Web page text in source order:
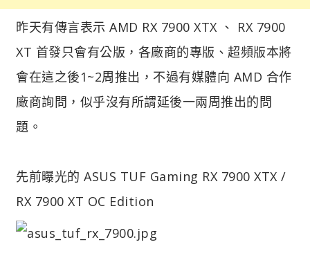
昨天有傳言表示 AMD RX 7900 XTX 、 RX 7900
XT 首發只會有公版，各廠商的專版、超頻版本將
會在這之後1~2周推出，不過有媒體向 AMD 合作
廠商詢問，似乎沒有所謂延後一兩周推出的問
題。
先前曝光的 ASUS TUF Gaming RX 7900 XTX /
RX 7900 XT OC Edition